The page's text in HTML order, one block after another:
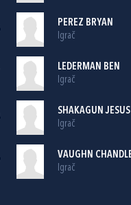
PEREZ BRYAN
Igrač
LEDERMAN BEN
Igrač
SHAKAGUN JESUS
Igrač
VAUGHN
Igrač